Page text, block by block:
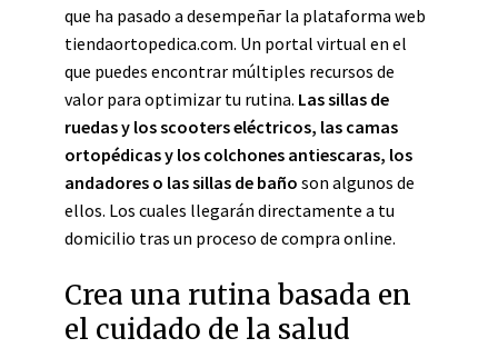
que ha pasado a desempeñar la plataforma web
tiendaortopedica.com. Un portal virtual en el
que puedes encontrar múltiples recursos de
valor para optimizar tu rutina. Las sillas de
ruedas y los scooters eléctricos, las camas
ortopédicas y los colchones antiescaras, los
andadores o las sillas de baño son algunos de
ellos. Los cuales llegarán directamente a tu
domicilio tras un proceso de compra online.
Crea una rutina basada en
el cuidado de la salud